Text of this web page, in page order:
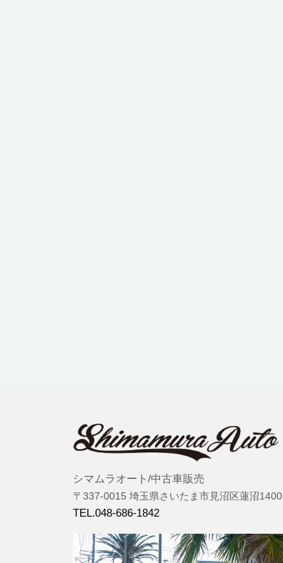
シマムラオート/中古車販売
〒337-0015 埼玉県さいたま市見沼区蓮沼1400
TEL.048-686-1842